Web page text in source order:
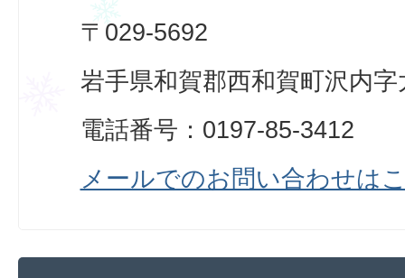
〒029-5692
岩手県和賀郡西和賀町沢内
電話番号：0197-85-3412
メールでのお問い合わせは